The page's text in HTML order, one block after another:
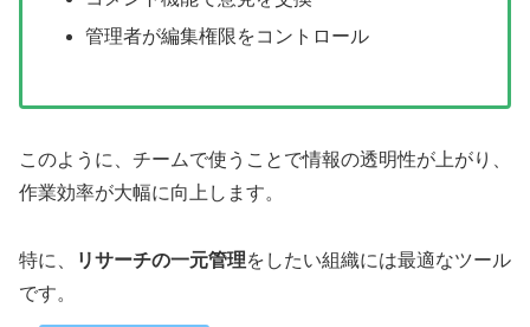
管理者が編集権限をコントロール
このように、チームで使うことで情報の透明性が上がり、
作業効率が大幅に向上します。
特に、 リサーチの一元管理をしたい組織には最適なツール
です。